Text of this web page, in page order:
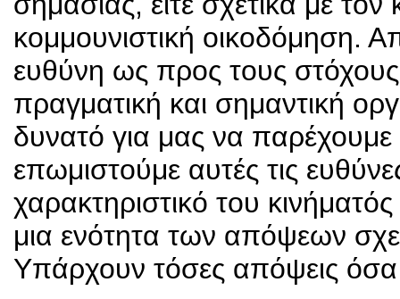
κομμουνιστική οικοδόμηση.
ευθύνη ως προς τους
πραγματική και σημαντική
δυνατό για μας να παρέχουμε
επωμιστούμε αυτές τις
χαρακτηριστικό του
μια ενότητα των απόψεων
Υπάρχουν τόσες απόψεις όσα